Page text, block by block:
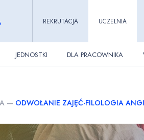
REKRUTACJA UCZELNIA
JEDNOSTKI DLA PRACOWNIKA
— ODWOŁANIE ZAJĘĆ-FILOLOGIA